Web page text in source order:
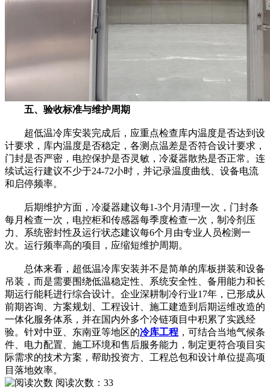
五、验收标准与维护周期
超低温冷库安装完成后，应重点检查库内温度是否达到设
计要求，库内温度是否稳定，各测点温差是否符合设计要求，
门封是否严密，电控保护是否灵敏，冷凝器散热是否正常。连
续试运行建议不少于24-72小时，并记录温度曲线、设备电流
和启停频率。
后期维护方面，冷凝器建议每1-3个月清理一次，门封条
每月检查一次，电控柜和传感器每季度检查一次，制冷剂压
力、系统密封性及运行状态建议每6个月由专业人员检测一
次。运行频率高的项目，应缩短维护周期。
总体来看，超低温冷库安装并不是简单的库板拼装和设备
吊装，而是需要围绕低温稳定性、系统安全性、备用能力和长
期运行能耗进行综合设计。企业深耕制冷行业17年，已形成从
前期咨询、方案规划、工程设计、施工建造到后期运维改造的
一体化服务体系，并在国内外多个冷链项目中积累了实践经
验。针对中亚、东南亚等地区的冷库工程 ，可结合当地气候条
件、电力配置、施工环境和售后服务能力，制定更符合项目实
际需求的技术方案，帮助投资方、工程总包和设计单位提高项
目落地效率。
阅读次数： 33